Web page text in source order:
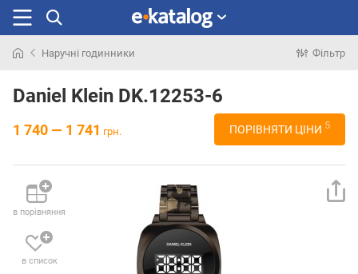
раніше
Наручні годинники Фільтр
Daniel Klein DK.12253-6
1 740 — 1 741 грн. ПОРІВНЯТИ ЦІНИ 5
в порівняння
в список